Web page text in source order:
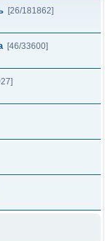
[26/181862]
[46/33600]